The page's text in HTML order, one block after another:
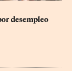
desempleo